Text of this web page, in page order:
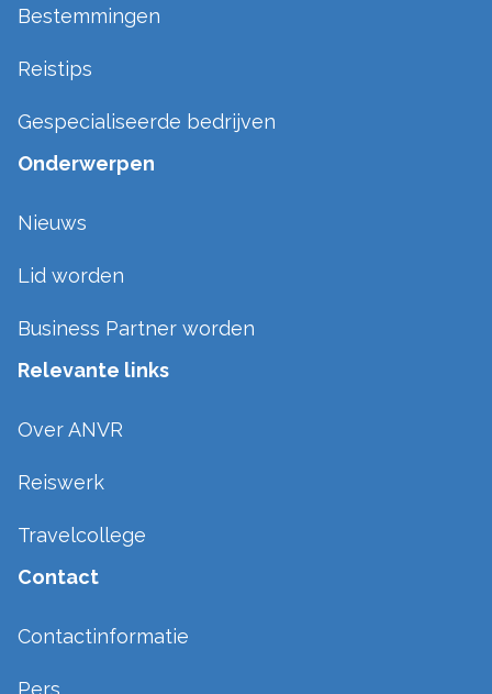
Bestemmingen
Reistips
Gespecialiseerde bedrijven
Onderwerpen
Nieuws
Lid worden
Business Partner worden
Relevante links
Over ANVR
Reiswerk
Travelcollege
Contact
Contactinformatie
Pers